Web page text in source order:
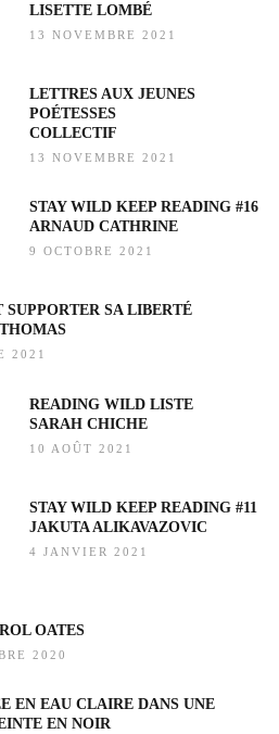
LISETTE LOMBÉ
13 NOVEMBRE 2021
LETTRES AUX JEUNES
POÉTESSES
COLLECTIF
13 NOVEMBRE 2021
STAY WILD KEEP READING #16
ARNAUD CATHRINE
9 OCTOBRE 2021
SUPPORTER SA LIBERTÉ
2021
READING WILD LISTE
SARAH CHICHE
10 AOÛT 2021
STAY WILD KEEP READING #11
JAKUTA ALIKAVAZOVIC
4 JANVIER 2021
OATES
2020
EN EAU CLAIRE DANS UNE
EN NOIR